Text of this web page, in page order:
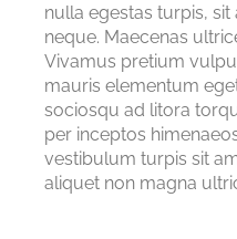
nulla egestas turpis,
neque. Maecenas
Vivamus pretium
mauris elementum
sociosqu ad litora
per inceptos
vestibulum turpis sit
aliquet non magna